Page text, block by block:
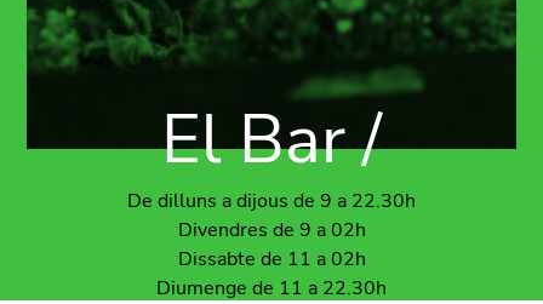
El Bar /
De dilluns a dijous de 9 a 22.30h
Divendres de 9 a 02h
Dissabte de 11 a 02h
Diumenge de 11 a 22.30h